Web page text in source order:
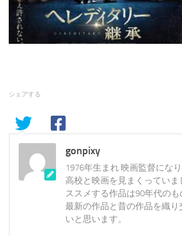
シェアする
gonpixy
1976年生まれ 映画監督になり
高校と映画を見まくっていま
ススメする作品は90年代のも
最新の作品と昔の作品を織り
いと思います。